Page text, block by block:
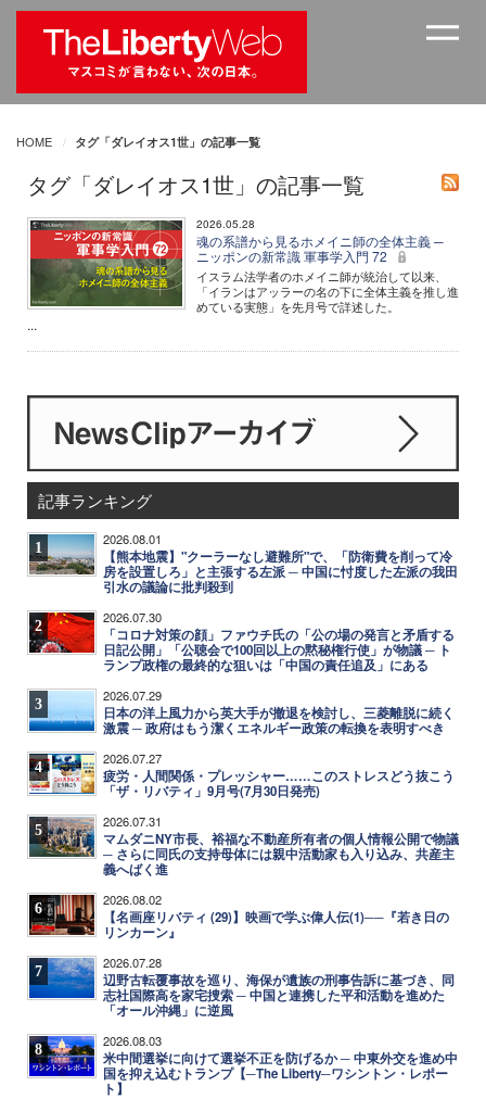
HOME タグ「ダレイオス1世」の記事一覧
タグ「ダレイオス1世」の記事一覧
2026.05.28
魂の系譜から見るホメイニ師の全体主義 ─
ニッポンの新常識 軍事学入門 72
イスラム法学者のホメイニ師が統治して以来、
「イランはアッラーの名の下に全体主義を推し進
めている実態」を先月号で詳述した。
...
記事ランキング
1 2026.08.01
【熊本地震】"クーラーなし避難所"で、「防衛費を削って冷
房を設置しろ」と主張する左派 ─ 中国に忖度した左派の我田
引水の議論に批判殺到
2 2026.07.30
「コロナ対策の顔」ファウチ氏の「公の場の発言と矛盾する
日記公開」「公聴会で100回以上の黙秘権行使」が物議 ─ ト
ランプ政権の最終的な狙いは「中国の責任追及」にある
3 2026.07.29
日本の洋上風力から英大手が撤退を検討し、三菱離脱に続く
激震 ─ 政府はもう潔くエネルギー政策の転換を表明すべき
4 2026.07.27
疲労・人間関係・プレッシャー……このストレスどう抜こう
「ザ・リバティ」9月号(7月30日発売)
5 2026.07.31
マムダニNY市長、裕福な不動産所有者の個人情報公開で物議
─ さらに同氏の支持母体には親中活動家も入り込み、共産主
義へばく進
6 2026.08.02
【名画座リバティ (29)】映画で学ぶ偉人伝(1)──『若き日の
リンカーン』
7 2026.07.28
辺野古転覆事故を巡り、海保が遺族の刑事告訴に基づき、同
志社国際高を家宅捜索 ─ 中国と連携した平和活動を進めた
「オール沖縄」に逆風
8 2026.08.03
米中間選挙に向けて選挙不正を防げるか ─ 中東外交を進め中
国を抑え込むトランプ【─The Liberty─ワシントン・レポー
ト】